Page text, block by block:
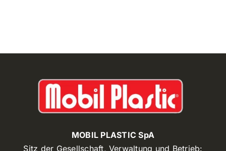
MOBIL PLASTIC SpA
Sitz der Gesellschaft, Verwaltung und Betrieb: